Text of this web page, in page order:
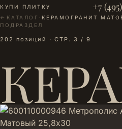
КУПИ ПЛИТКУ +7
← КАТАЛОГ · КЕРАМОГРАНИТ
ПОДРАЗДЕЛ
202 позиций · СТР. 3 / 9